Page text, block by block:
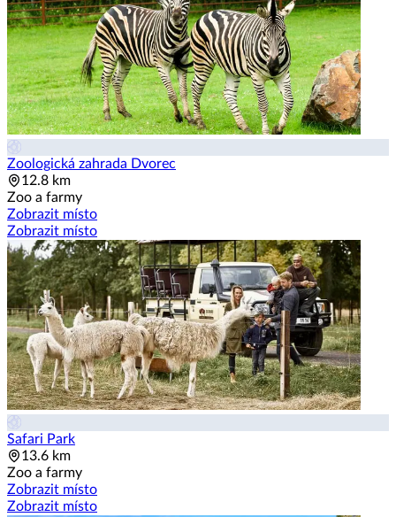
Zoologická zahrada Dvorec
12.8 km
Zoo a farmy
Zobrazit místo
Zobrazit místo
Safari Park
13.6 km
Zoo a farmy
Zobrazit místo
Zobrazit místo